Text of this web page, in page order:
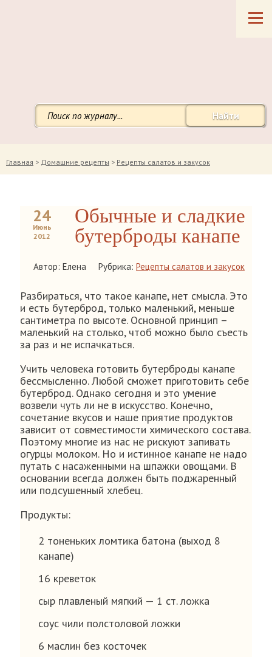
Найти
Главная > Домашние рецепты > Рецепты салатов и закусок
24
Июнь
2012
Обычные и сладкие
бутерброды канапе
Автор: Елена Рубрика: Рецепты салатов и закусок
Разбираться, что такое канапе, нет смысла. Это
и есть бутерброд, только маленький, меньше
сантиметра по высоте. Основной принцип –
маленький на столько, чтоб можно было съесть
за раз и не испачкаться.
Учить человека готовить бутерброды канапе
бессмысленно. Любой сможет приготовить себе
бутерброд. Однако сегодня и это умение
возвели чуть ли не в искусство. Конечно,
сочетание вкусов и наше приятие продуктов
зависит от совместимости химического состава.
Поэтому многие из нас не рискуют запивать
огурцы молоком. Но и истинное канапе не надо
путать с насаженными на шпажки овощами. В
основании всегда должен быть поджаренный
или подсушенный хлебец.
Продукты:
2 тоненьких ломтика батона (выход 8
канапе)
16 креветок
сыр плавленый мягкий — 1 ст. ложка
соус чили полстоловой ложки
6 маслин без косточек